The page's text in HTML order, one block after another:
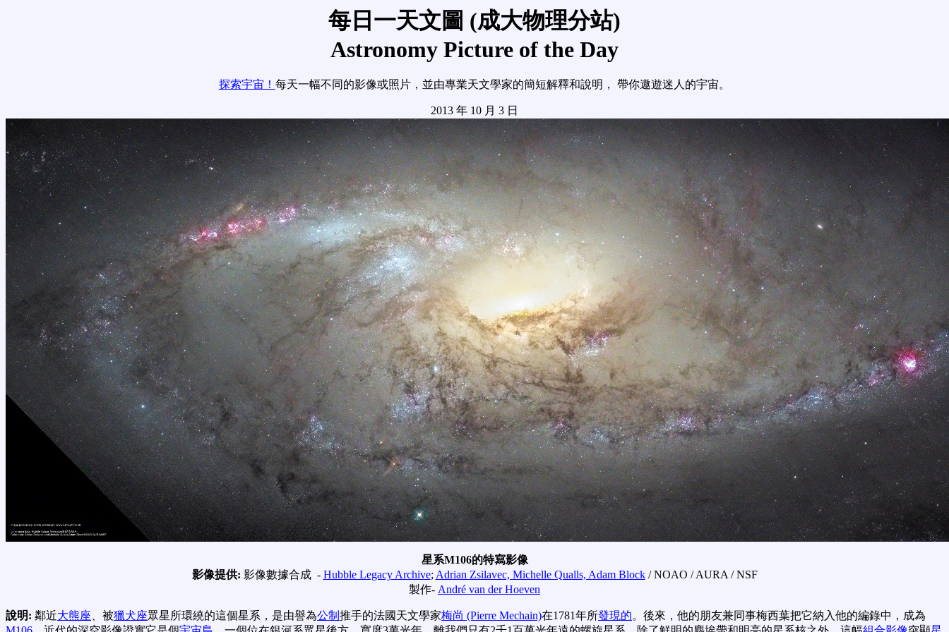
每日一天文圖 (成大物理分站)
Astronomy Picture of the Day
探索宇宙！ 每天一幅不同的影像或照片，並由專業天文學家的簡短解釋和說明， 帶你遨遊迷人的宇宙。
2013 年 10 月 3 日
星系M106的特寫影像
影像提供: 影像數據合成 - Hubble Legacy Archive;Adrian Zsilavec, Michelle Qualls, Adam Block/ NOAO / AURA / NSF
製作- André van der Hoeven
說明: 鄰近大熊座、被獵犬座眾星所環繞的這個星系，是由譽為公制 推手的法國天文學家梅尚 (Pierre Mechain)在1781年所發現的。後來，他的朋友兼同事梅西葉把它納入他的編錄中，成為